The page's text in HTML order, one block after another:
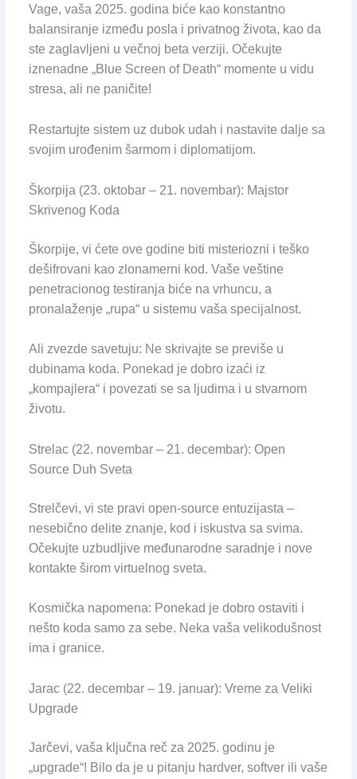
Vage, vaša 2025. godina biće kao konstantno
balansiranje između posla i privatnog života, kao da
ste zaglavljeni u večnoj beta verziji. Očekujte
iznenadne „Blue Screen of Death“ momente u vidu
stresa, ali ne paničite!
Restartujte sistem uz dubok udah i nastavite dalje sa
svojim urođenim šarmom i diplomatijom.
Škorpija (23. oktobar – 21. novembar): Majstor
Skrivenog Koda
Škorpije, vi ćete ove godine biti misteriozni i teško
dešifrovani kao zlonamerni kod. Vaše veštine
penetracionog testiranja biće na vrhuncu, a
pronalaženje „rupa“ u sistemu vaša specijalnost.
Ali zvezde savetuju: Ne skrivajte se previše u
dubinama koda. Ponekad je dobro izaći iz
„kompajlera“ i povezati se sa ljudima i u stvarnom
životu.
Strelac (22. novembar – 21. decembar): Open
Source Duh Sveta
Strelčevi, vi ste pravi open-source entuzijasta –
nesebično delite znanje, kod i iskustva sa svima.
Očekujte uzbudljive međunarodne saradnje i nove
kontakte širom virtuelnog sveta.
Kosmička napomena: Ponekad je dobro ostaviti i
nešto koda samo za sebe. Neka vaša velikodušnost
ima i granice.
Jarac (22. decembar – 19. januar): Vreme za Veliki
Upgrade
Jarčevi, vaša ključna reč za 2025. godinu je
„upgrade“! Bilo da je u pitanju hardver, softver ili vaše